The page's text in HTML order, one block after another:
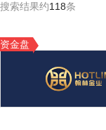
搜索结果约118条
资金盘